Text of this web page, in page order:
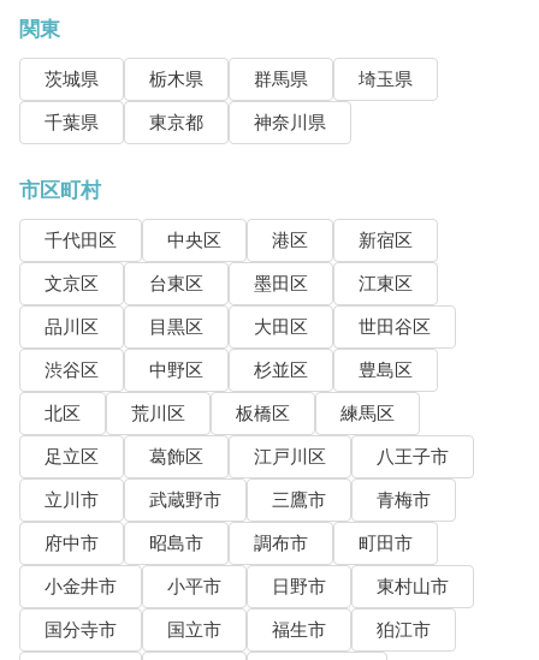
関東
茨城県 栃木県 群馬県
埼玉県
千葉県
東京都 神奈川県
市区町村
千代田区 中央区 港区
新宿区
文京区
台東区 墨田区
江東区
品川区
目黒区 大田区
世田谷区
渋谷区
中野区 杉並区
豊島区
北区
荒川区 板橋区
練馬区
足立区
葛飾区 江戸川区
八王子市
立川市
武蔵野市 三鷹市
青梅市
府中市
昭島市 調布市
町田市
小金井市
小平市 日野市
東村山市
国分寺市
国立市 福生市
狛江市